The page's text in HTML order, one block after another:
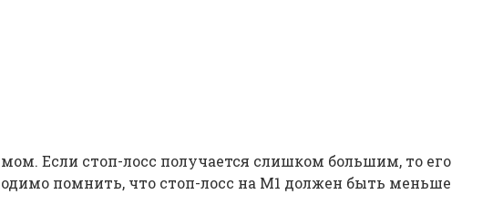
Если стоп-лосс получается слишком большим, то его
помнить, что стоп-лосс на M1 должен быть меньше